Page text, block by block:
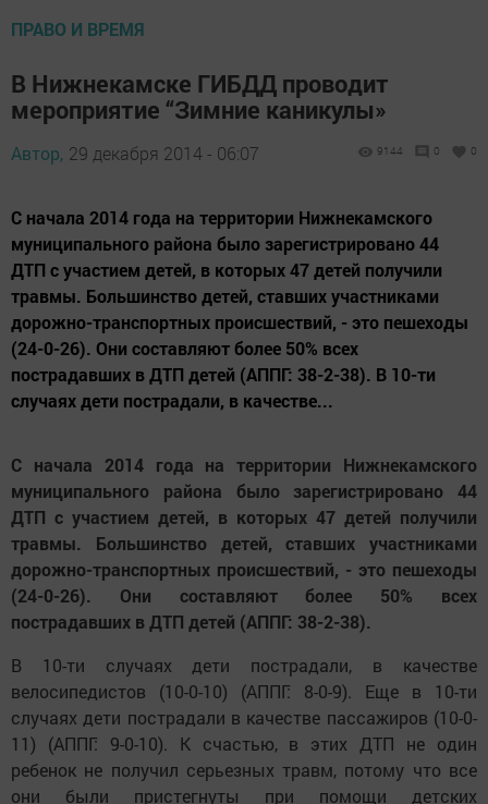
ПРАВО И ВРЕМЯ
В Нижнекамске ГИБДД проводит
мероприятие “Зимние каникулы»
Автор, 29 декабря 2014 - 06:07 9144 0 0
С начала 2014 года на территории Нижнекамского
муниципального района было зарегистрировано 44
ДТП с участием детей, в которых 47 детей получили
травмы. Большинство детей, ставших участниками
дорожно-транспортных происшествий, - это пешеходы
(24-0-26). Они составляют более 50% всех
пострадавших в ДТП детей (АППГ: 38-2-38). В 10-ти
случаях дети пострадали, в качестве...
С начала 2014 года на территории Нижнекамского
муниципального района было зарегистрировано 44
ДТП с участием детей, в которых 47 детей получили
травмы. Большинство детей, ставших участниками
дорожно-транспортных происшествий, - это пешеходы
(24-0-26). Они составляют более 50% всех
пострадавших в ДТП детей (АППГ: 38-2-38).
В 10-ти случаях дети пострадали, в качестве
велосипедистов (10-0-10) (АППГ: 8-0-9). Еще в 10-ти
случаях дети пострадали в качестве пассажиров (10-0-
11) (АППГ: 9-0-10). К счастью, в этих ДТП не один
ребенок не получил серьезных травм, потому что все
они были пристегнуты при помощи детских